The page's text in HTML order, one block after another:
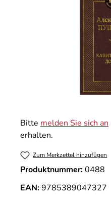
Bitte melden Sie sich an
erhalten.
Zum Merkzettel hinzufügen
Produktnummer:0488
EAN:9785389047327